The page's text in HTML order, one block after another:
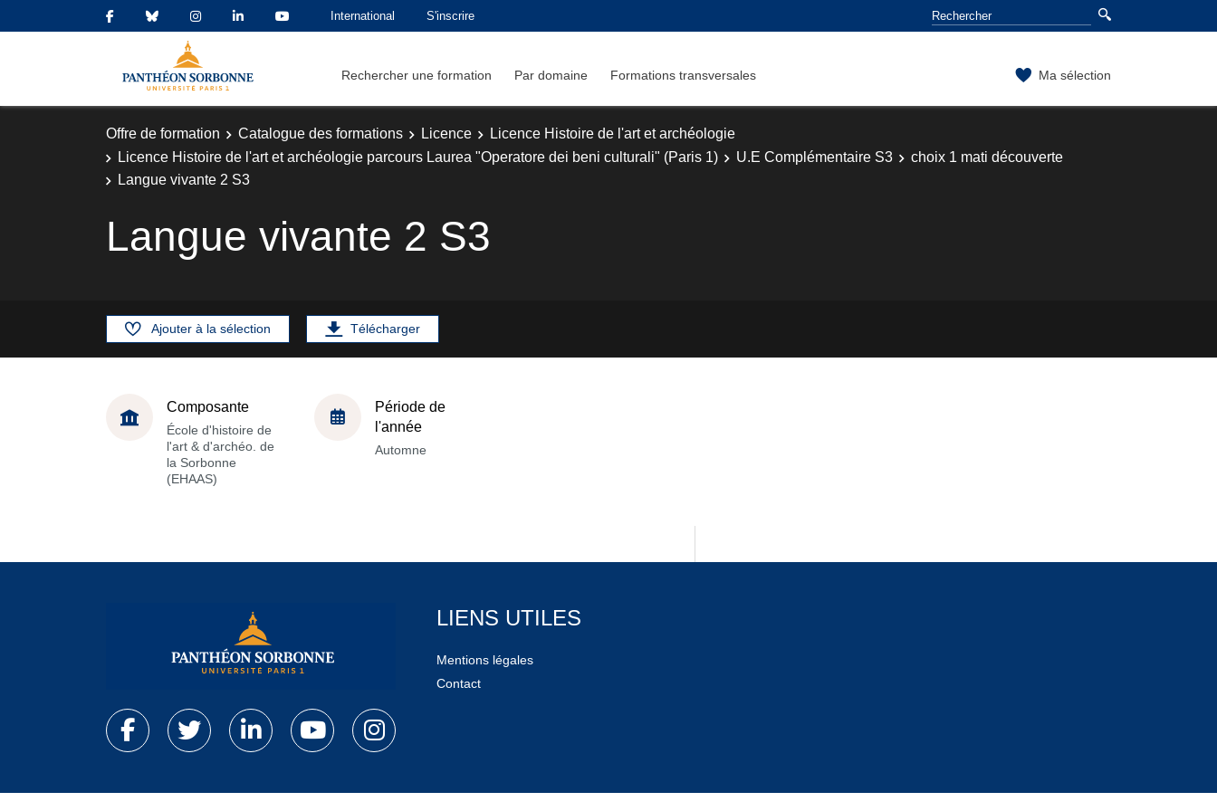
International S'inscrire
Rechercher une formation Par domaine Formations transversales Ma sélection
Offre de formation Catalogue des formations Licence
Licence Histoire de l'art et archéologie
Licence Histoire de l'art et archéologie parcours Laurea "Operatore dei beni culturali" (Paris 1)
U.E Complémentaire S3
choix 1 mati découverte
Langue vivante 2 S3
Langue vivante 2 S3
Ajouter à la sélection Télécharger
Composante
École d'histoire de
l'art & d'archéo. de
la Sorbonne
(EHAAS)
Période de
l'année
Automne
LIENS UTILES
Mentions légales
Contact